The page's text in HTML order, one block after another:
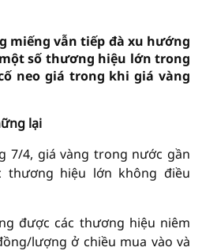
miếng vẫn tiếp đà xu hướng
số thương hiệu lớn trong
neo giá trong khi giá vàng
lại
7/4, giá vàng trong nước gần
thương hiệu lớn không điều
được các thương hiệu niêm
lượng ở chiều mua vào và